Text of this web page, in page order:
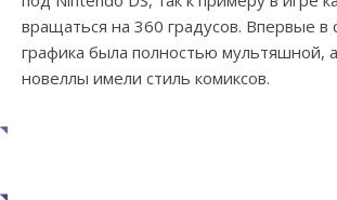
вращаться на 360 градусов. Впервые в
графика была полностью мультяшной,
новеллы имели стиль комиксов.